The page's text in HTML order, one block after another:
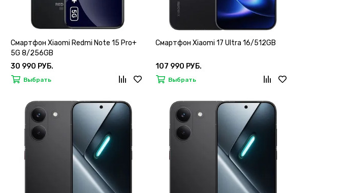
Смартфон Xiaomi Redmi Note 15 Pro+
5G 8/256GB
30 990 РУБ.
Выбрать
Смартфон Xiaomi 17 Ultra 16/512GB
107 990 РУБ.
Выбрать